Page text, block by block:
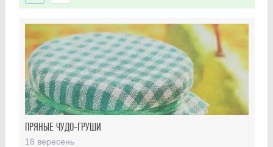
ПРЯНЫЕ ЧУДО-ГРУШИ
18 вересень